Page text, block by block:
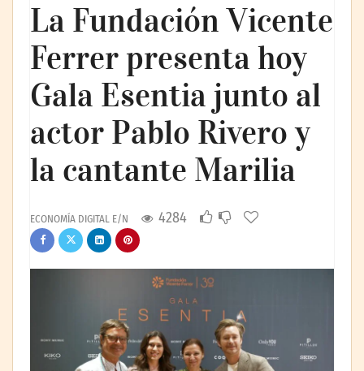
La Fundación Vicente
Ferrer presenta hoy
Gala Esentia junto al
actor Pablo Rivero y
la cantante Marilia
ECONOMÍA DIGITAL E/N 4284